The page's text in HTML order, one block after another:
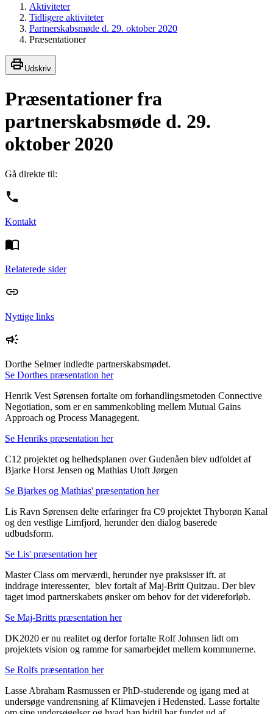
Aktiviteter
Tidligere aktiviteter
Partnerskabsmøde d. 29. oktober 2020
Præsentationer
Udskriv
Præsentationer fra
partnerskabsmøde d. 29.
oktober 2020
Gå direkte til:
Kontakt
Relaterede sider
Nyttige links
Dorthe Selmer indledte partnerskabsmødet.
Se Dorthes præsentation her
Henrik Vest Sørensen fortalte om forhandlingsmetoden Connective
Negotiation, som er en sammenkobling mellem Mutual Gains
Approach og Process Managegent.
Se Henriks præsentation her
C12 projektet og helhedsplanen over Gudenåen blev udfoldet af
Bjarke Horst Jensen og Mathias Utoft Jørgen
Se Bjarkes og Mathias' præsentation her
Lis Ravn Sørensen delte erfaringer fra C9 projektet Thyborøn Kanal
og den vestlige Limfjord, herunder den dialog baserede
udbudsform.
Se Lis' præsentation her
Master Class om merværdi, herunder nye praksisser ift. at
inddrage interessenter, blev fortalt af Maj-Britt Quitzau. Der blev
taget imod partnerskabets ønsker om behov for det videreforløb.
Se Maj-Britts præsentation her
DK2020 er nu realitet og derfor fortalte Rolf Johnsen lidt om
projektets vision og ramme for samarbejdet mellem kommunerne.
Se Rolfs præsentation her
Lasse Abraham Rasmussen er PhD-studerende og igang med at
undersøge vandrensning af Klimavejen i Hedensted. Lasse fortalte